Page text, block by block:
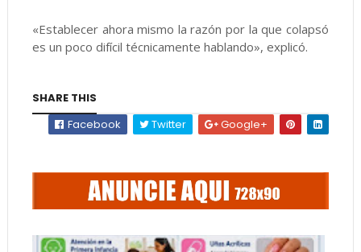
«Establecer ahora mismo la razón por la que colapsó
es un poco difícil técnicamente hablando», explicó.
SHARE THIS
Facebook
Twitter Google+